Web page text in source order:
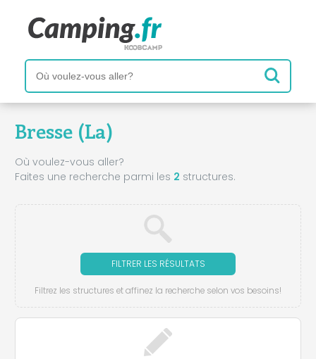
Bresse (La)
Où voulez-vous aller?
Faites une recherche parmi les 2 structures.
FILTRER LES RÉSULTATS
Filtrez les structures et affinez la recherche selon vos besoins!